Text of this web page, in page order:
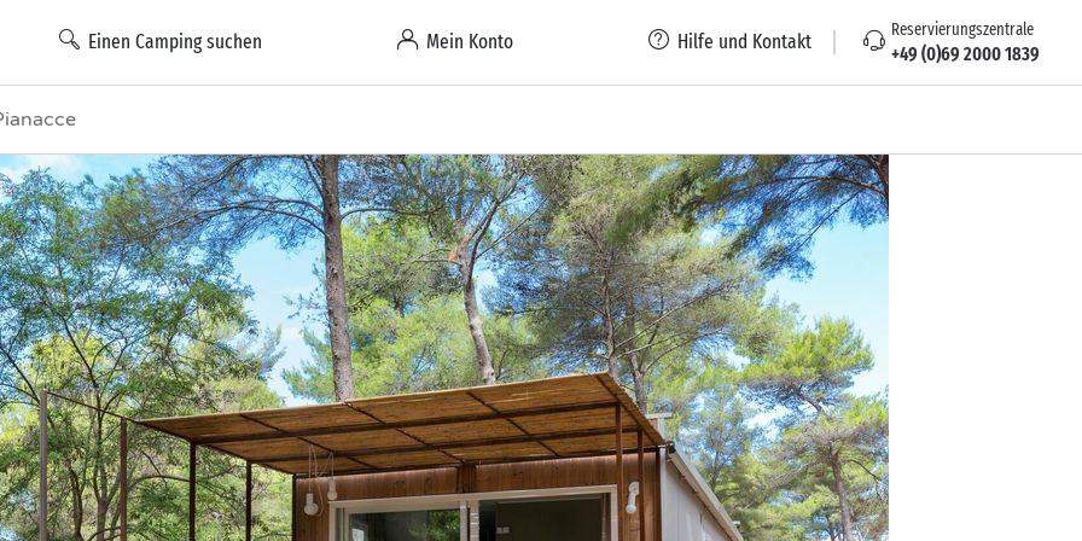
Einen Camping suchen Mein Konto Hilfe und Kontakt Reservierungszentrale
+49 (0)69 2000 1839